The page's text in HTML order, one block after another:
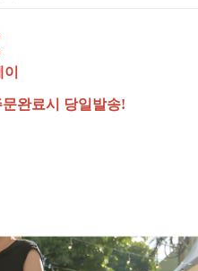
완료시 당일발송!